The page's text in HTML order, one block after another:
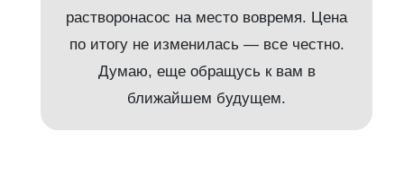
растворонасос на место вовремя. Цена
по итогу не изменилась — все честно.
Думаю, еще обращусь к вам в
ближайшем будущем.